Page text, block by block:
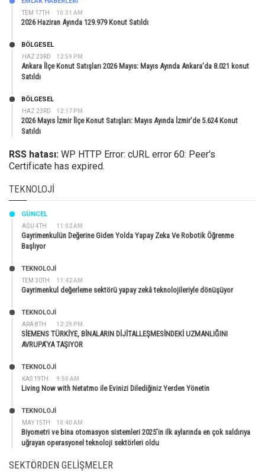
TEM 17TH 10:31 AM
2026 Haziran Ayında 129.979 Konut Satıldı
HAZ 23RD 12:59 PM
BÖLGESEL
Ankara İlçe Konut Satışları 2026 Mayıs: Mayıs Ayında Ankara’da 8.021 konut
Satıldı
HAZ 23RD 12:17 PM
BÖLGESEL
2026 Mayıs İzmir İlçe Konut Satışları: Mayıs Ayında İzmir’de 5.624 Konut
Satıldı
RSS hatası: WP HTTP Error: cURL error 60: Peer's
Certificate has expired.
TEKNOLOJI
AĞU 4TH 11:02 AM
GÜNCEL
Gayrimenkulün Değerine Giden Yolda Yapay Zeka Ve Robotik Öğrenme
Başlıyor
TEM 30TH 11:42 AM
TEKNOLOJİ
Gayrimenkul değerleme sektörü yapay zekâ teknolojileriyle dönüşüyor
ARA 8TH 12:29 PM
TEKNOLOJİ
SİEMENS TÜRKİYE, BİNALARIN DİJİTALLEŞMESİNDEKİ UZMANLIĞINI
AVRUPA’YA TAŞIYOR
KAS 19TH 9:50 AM
TEKNOLOJİ
Living Now with Netatmo ile Evinizi Dilediğiniz Yerden Yönetin
MAY 15TH 10:40 AM
TEKNOLOJİ
Biyometri ve bina otomasyon sistemleri 2025’in ilk aylarında en çok saldırıya
uğrayan operasyonel teknoloji sektörleri oldu
SEKTÖRDEN GELIŞMELER